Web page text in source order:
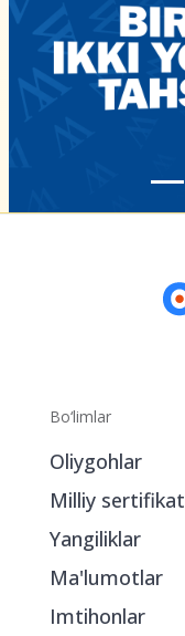
Bo‘limlar
Oliygohlar
Milliy sertifikat
Yangiliklar
Ma'lumotlar
Imtihonlar